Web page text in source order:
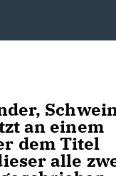
an einem
dem Titel
alle